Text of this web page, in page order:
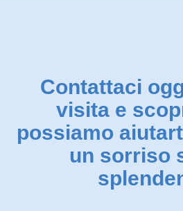
Contattaci
visita e
possiamo
un sorriso